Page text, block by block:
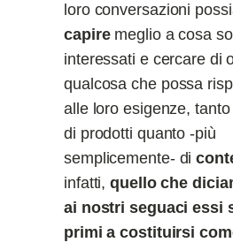
loro conversazioni
capiremeglio a cosa
interessati e cercare di
qualcosa che possa
alle loro esigenze,
di prodotti quanto -più
semplicemente- di
infatti,quello che
ai nostri seguaci essi
primi a costituirsi